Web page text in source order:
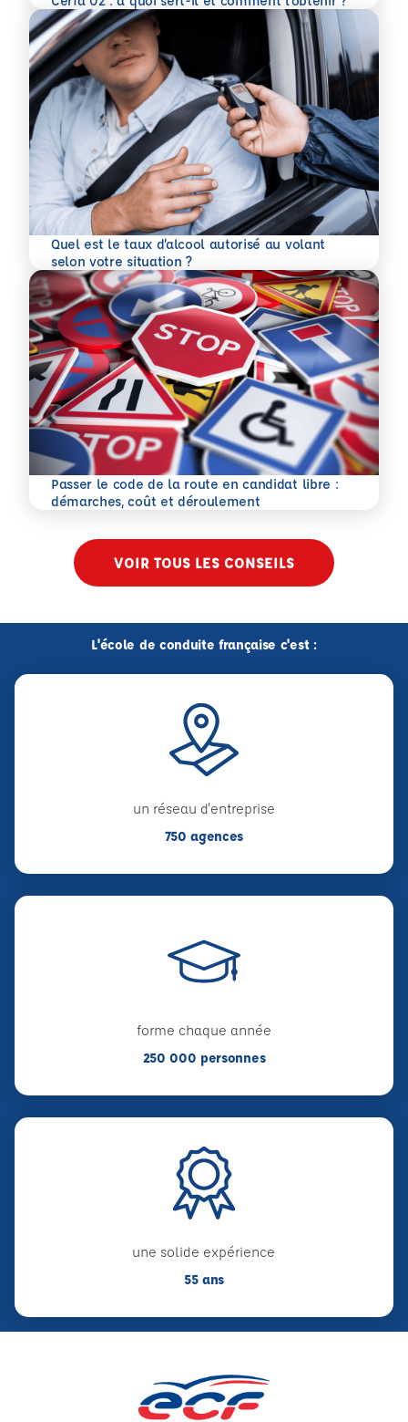
Quel est le taux d’alcool autorisé au volant
selon votre situation ?
En savoir plus
Passer le code de la route en candidat libre :
démarches, coût et déroulement
En savoir plus
VOIR TOUS LES CONSEILS
L'école de conduite française c'est :
un réseau d'entreprise
750 agences
forme chaque année
250 000 personnes
une solide expérience
55 ans